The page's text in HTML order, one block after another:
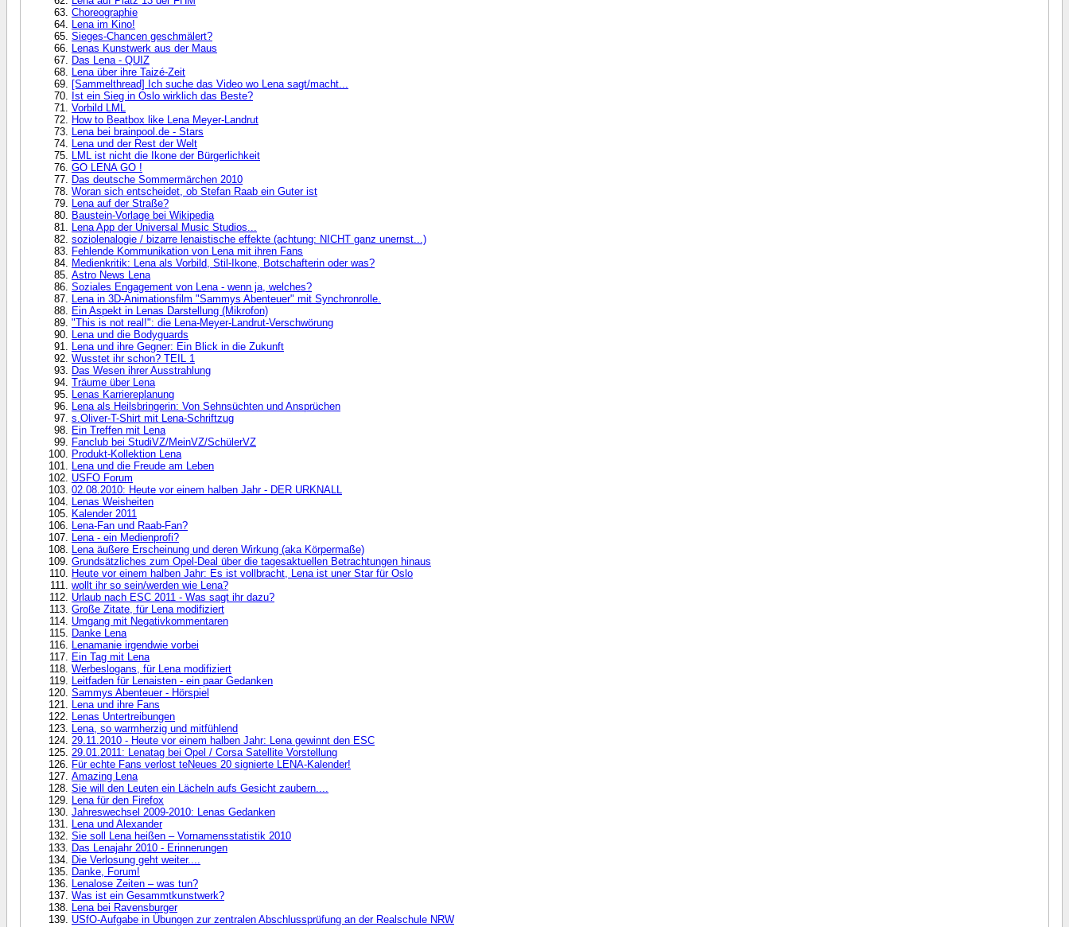
Choreographie
Lena im Kino!
Sieges-Chancen geschmälert?
Lenas Kunstwerk aus der Maus
Das Lena - QUIZ
Lena über ihre Taizé-Zeit
[Sammelthread] Ich suche das Video wo Lena sagt/macht...
Ist ein Sieg in Oslo wirklich das Beste?
Vorbild LML
How to Beatbox like Lena Meyer-Landrut
Lena bei brainpool.de - Stars
Lena und der Rest der Welt
LML ist nicht die Ikone der Bürgerlichkeit
GO LENA GO !
Das deutsche Sommermärchen 2010
Woran sich entscheidet, ob Stefan Raab ein Guter ist
Lena auf der Straße?
Baustein-Vorlage bei Wikipedia
Lena App der Universal Music Studios...
soziolenalogie / bizarre lenaistische effekte (achtung: NICHT ganz unernst...)
Fehlende Kommunikation von Lena mit ihren Fans
Medienkritik: Lena als Vorbild, Stil-Ikone, Botschafterin oder was?
Astro News Lena
Soziales Engagement von Lena - wenn ja, welches?
Lena in 3D-Animationsfilm "Sammys Abenteuer" mit Synchronrolle.
Ein Aspekt in Lenas Darstellung (Mikrofon)
"This is not real!": die Lena-Meyer-Landrut-Verschwörung
Lena und die Bodyguards
Lena und ihre Gegner: Ein Blick in die Zukunft
Wusstet ihr schon? TEIL 1
Das Wesen ihrer Ausstrahlung
Träume über Lena
Lenas Karriereplanung
Lena als Heilsbringerin: Von Sehnsüchten und Ansprüchen
s.Oliver-T-Shirt mit Lena-Schriftzug
Ein Treffen mit Lena
Fanclub bei StudiVZ/MeinVZ/SchülerVZ
Produkt-Kollektion Lena
Lena und die Freude am Leben
USFO Forum
02.08.2010: Heute vor einem halben Jahr - DER URKNALL
Lenas Weisheiten
Kalender 2011
Lena-Fan und Raab-Fan?
Lena - ein Medienprofi?
Lena äußere Erscheinung und deren Wirkung (aka Körpermaße)
Grundsätzliches zum Opel-Deal über die tagesaktuellen Betrachtungen hinaus
Heute vor einem halben Jahr: Es ist vollbracht, Lena ist uner Star für Oslo
wollt ihr so sein/werden wie Lena?
Urlaub nach ESC 2011 - Was sagt ihr dazu?
Große Zitate, für Lena modifiziert
Umgang mit Negativkommentaren
Danke Lena
Lenamanie irgendwie vorbei
Ein Tag mit Lena
Werbeslogans, für Lena modifiziert
Leitfaden für Lenaisten - ein paar Gedanken
Sammys Abenteuer - Hörspiel
Lena und ihre Fans
Lenas Untertreibungen
Lena, so warmherzig und mitfühlend
29.11.2010 - Heute vor einem halben Jahr: Lena gewinnt den ESC
29.01.2011: Lenatag bei Opel / Corsa Satellite Vorstellung
Für echte Fans verlost teNeues 20 signierte LENA-Kalender!
Amazing Lena
Sie will den Leuten ein Lächeln aufs Gesicht zaubern....
Lena für den Firefox
Jahreswechsel 2009-2010: Lenas Gedanken
Lena und Alexander
Sie soll Lena heißen – Vornamensstatistik 2010
Das Lenajahr 2010 - Erinnerungen
Die Verlosung geht weiter....
Danke, Forum!
Lenalose Zeiten – was tun?
Was ist ein Gesammtkunstwerk?
Lena bei Ravensburger
USfO-Aufgabe in Übungen zur zentralen Abschlussprüfung an der Realschule NRW